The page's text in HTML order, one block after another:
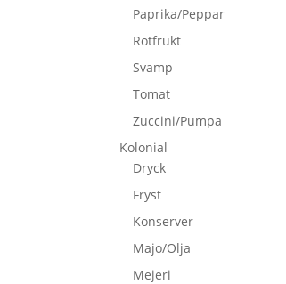
Paprika/Peppar
Rotfrukt
Svamp
Tomat
Zuccini/Pumpa
Kolonial
Dryck
Fryst
Konserver
Majo/Olja
Mejeri